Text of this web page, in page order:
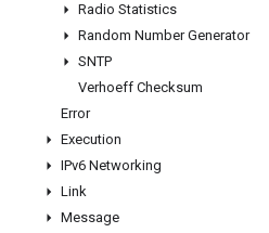
Radio Statistics
Random Number Generator
SNTP
Verhoeff Checksum
Error
Execution
IPv6 Networking
Link
Message